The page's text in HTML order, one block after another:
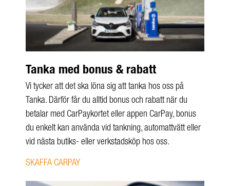
Tanka med bonus & rabatt
Vi tycker att det ska löna sig att tanka hos oss på
Tanka. Därför får du alltid bonus och rabatt när du
betalar med CarPaykortet eller appen CarPay, bonus
du enkelt kan använda vid tankning, automattvätt eller
vid nästa butiks- eller verkstadsköp hos oss.
SKAFFA CARPAY